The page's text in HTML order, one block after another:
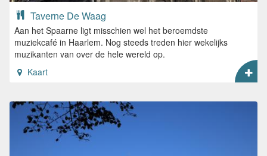
Taverne De Waag
Aan het Spaarne ligt misschien wel het beroemdste
muziekcafé in Haarlem. Nog steeds treden hier wekelijks
muzikanten van over de hele wereld op.
Kaart